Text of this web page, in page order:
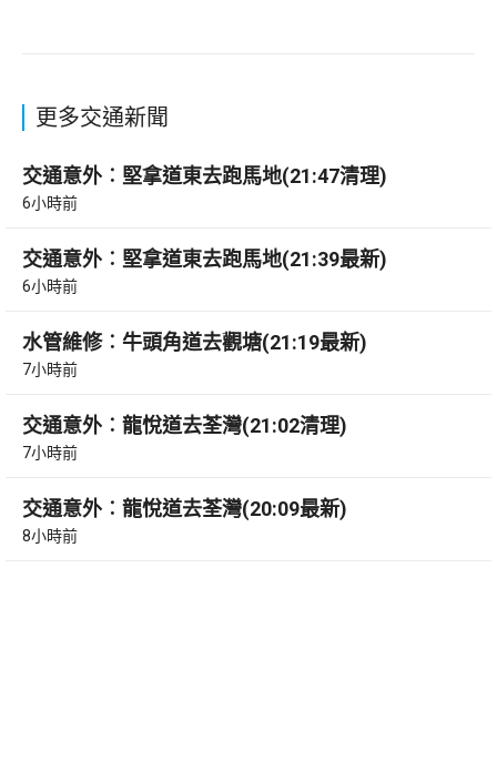
更多交通新聞
交通意外︰堅拿道東去跑馬地(21:47清理)
6小時前
交通意外︰堅拿道東去跑馬地(21:39最新)
6小時前
水管維修︰牛頭角道去觀塘(21:19最新)
7小時前
交通意外︰龍悅道去荃灣(21:02清理)
7小時前
交通意外︰龍悅道去荃灣(20:09最新)
8小時前